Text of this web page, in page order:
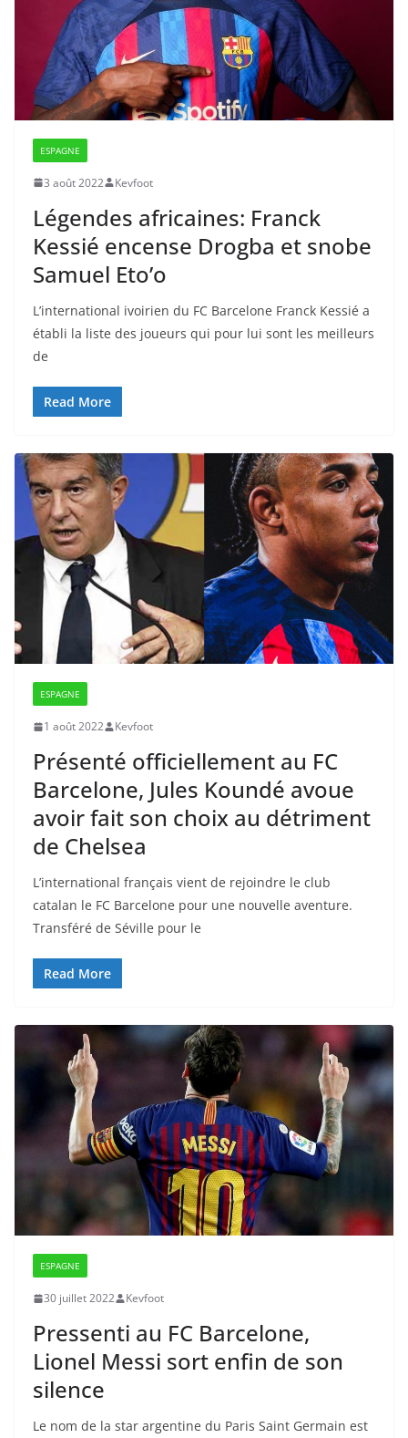
ESPAGNE
3 août 2022 Kevfoot
Légendes africaines: Franck
Kessié encense Drogba et snobe
Samuel Eto’o
L’international ivoirien du FC Barcelone Franck Kessié a
établi la liste des joueurs qui pour lui sont les meilleurs
de
Read More
ESPAGNE
1 août 2022 Kevfoot
Présenté officiellement au FC
Barcelone, Jules Koundé avoue
avoir fait son choix au détriment
de Chelsea
L’international français vient de rejoindre le club
catalan le FC Barcelone pour une nouvelle aventure.
Transféré de Séville pour le
Read More
ESPAGNE
30 juillet 2022 Kevfoot
Pressenti au FC Barcelone,
Lionel Messi sort enfin de son
silence
Le nom de la star argentine du Paris Saint Germain est